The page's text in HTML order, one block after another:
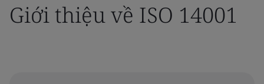
Giới thiệu về ISO 14001